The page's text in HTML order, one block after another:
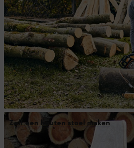
Zelf een houten stoel maken